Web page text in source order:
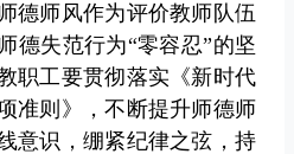
德师风作为评价教师队伍
德失范行为“零容忍”的坚
职工要贯彻落实《新时代
准则》，不断提升师德师
意识，绷紧纪律之弦，持